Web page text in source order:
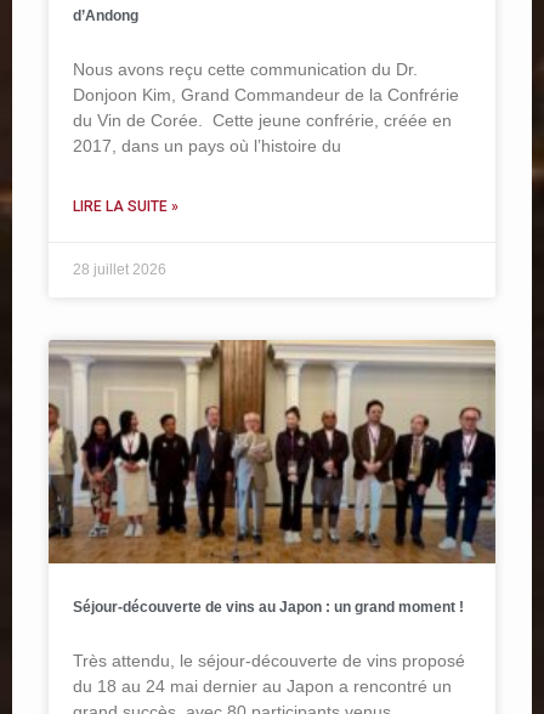
d’Andong
Nous avons reçu cette communication du Dr.
Donjoon Kim, Grand Commandeur de la Confrérie
du Vin de Corée. Cette jeune confrérie, créée en
2017, dans un pays où l’histoire du
LIRE LA SUITE »
28 juillet 2026
Séjour-découverte de vins au Japon : un grand moment !
Très attendu, le séjour-découverte de vins proposé
du 18 au 24 mai dernier au Japon a rencontré un